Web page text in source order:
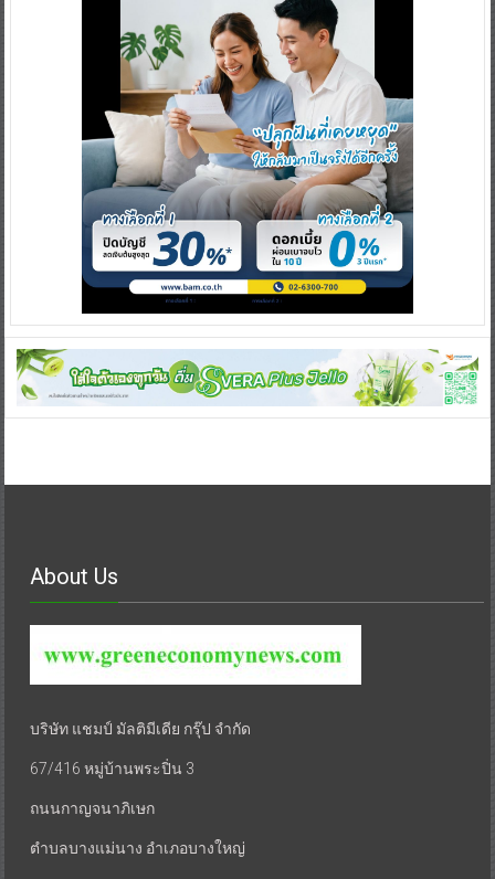
About Us
บริษัท แชมป์ มัลติมีเดีย กรุ๊ป จำกัด
67/416 หมู่บ้านพระปิ่น 3
ถนนกาญจนาภิเษก
ตำบลบางแม่นาง อำเภอบางใหญ่